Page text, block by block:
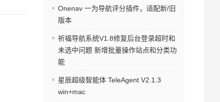
Onenav 一为导航评分插件，适配新/旧
版本
祈福导航系统V1.8修复后台登录超时和
未选中问题 新增批量操作站点和分类功
能
星辰超级智能体 TeleAgent V2.1.3
win+mac